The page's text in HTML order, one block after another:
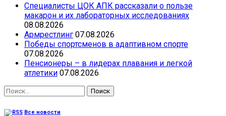
Специалисты ЦОК АПК рассказали о пользе
макарон и их лабораторных исследованиях
08.08.2026
Армрестлинг 07.08.2026
Победы спортсменов в адаптивном спорте
07.08.2026
Пенсионеры – в лидерах плавания и легкой
атлетики 07.08.2026
Найти:
Все новости